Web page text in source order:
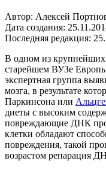
Автор: Алексей
Дата создания:
Последняя редакция:
В одном из крупнейших
старейшем ВУЗе
экспертная группа
мозга, в результате
Паркинсона или
диеты с высоким
повреждающие ДНК
клетки обладают
повреждения, такой
возрастом репарация